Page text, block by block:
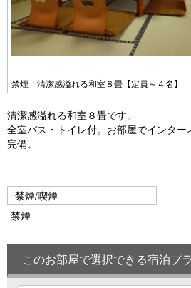
禁煙 清潔感溢れる和室８畳【定員～４名】
清潔感溢れる和室８畳です。
全室バス・トイレ付。お部屋でインター
完備。
禁煙/喫煙
禁煙
このお部屋で選択できる宿泊プ